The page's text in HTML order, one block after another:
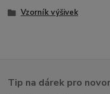
Vzorník výšivek
Tip na dárek pro